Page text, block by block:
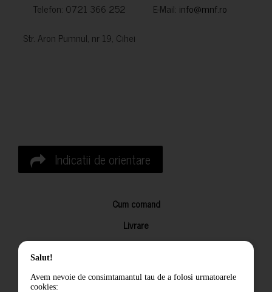
Telefon: 0721 366 252 E-Mail: info@mnf.ro
Str. Aron Pumnul, nr 19, Cihei
Indicatii de orientare
Cum comand
Livrare
Returnarea produselor
Salut!
Avem nevoie de consimtamantul tau de a folosi urmatoarele
cookies: